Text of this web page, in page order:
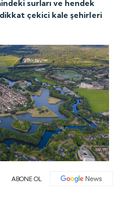
surları ve hendek
çekici kale şehirleri
ABONE OL